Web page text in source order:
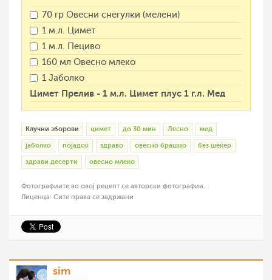
70 гр Овесни снегулки (мелени)
1 м.л. Цимет
1 м.л. Пециво
160 мл Овесно млеко
1 Јаболко
Цимет Прелив - 1 м.л. Цимет плус 1 г.л. Мед
Клучни зборови цимет до 30 мин Лесно мед
јаболко појадок здраво овесно брашно без шеќер
здрави десерти овесно млеко
Фотографиите во овој рецепт се авторски фотографии.
Лиценца: Сите права се задржани
sim